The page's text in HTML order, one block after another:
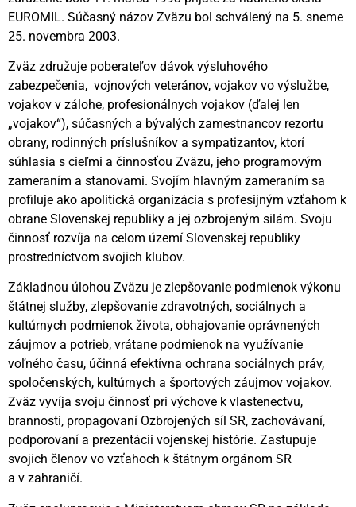
EUROMIL. Súčasný názov Zväzu bol schválený na 5. sneme
25. novembra 2003.
Zväz združuje poberateľov dávok výsluhového
zabezpečenia, vojnových veteránov, vojakov vo výslužbe,
vojakov v zálohe, profesionálnych vojakov (ďalej len
„vojakov“), súčasných a bývalých zamestnancov rezortu
obrany, rodinných príslušníkov a sympatizantov, ktorí
súhlasia s cieľmi a činnosťou Zväzu, jeho programovým
zameraním a stanovami. Svojím hlavným zameraním sa
profiluje ako apolitická organizácia s profesijným vzťahom k
obrane Slovenskej republiky a jej ozbrojeným silám. Svoju
činnosť rozvíja na celom území Slovenskej republiky
prostredníctvom svojich klubov.
Základnou úlohou Zväzu je zlepšovanie podmienok výkonu
štátnej služby, zlepšovanie zdravotných, sociálnych a
kultúrnych podmienok života, obhajovanie oprávnených
záujmov a potrieb, vrátane podmienok na využívanie
voľného času, účinná efektívna ochrana sociálnych práv,
spoločenských, kultúrnych a športových záujmov vojakov.
Zväz vyvíja svoju činnosť pri výchove k vlastenectvu,
brannosti, propagovaní Ozbrojených síl SR, zachovávaní,
podporovaní a prezentácii vojenskej histórie. Zastupuje
svojich členov vo vzťahoch k štátnym orgánom SR
a v zahraničí.